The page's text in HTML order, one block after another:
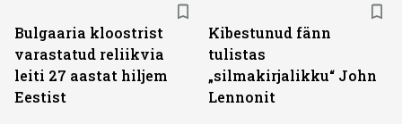
Bulgaaria kloostrist
varastatud reliikvia
leiti 27 aastat hiljem
Eestist
Kibestunud fänn
tulistas
„silmakirjalikku“ John
Lennonit